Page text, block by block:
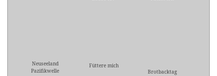
Neuseeland
Pazifikwelle
Füttere mich
Brotbacktag